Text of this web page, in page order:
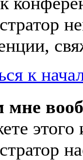
к
мне
этого